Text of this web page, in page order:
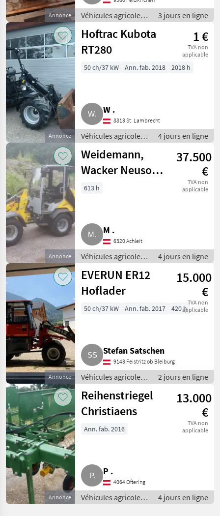
Annonce
Véhicules agricoles
à moteur /
Chargeurs de ferme
3 jours en ligne
Annonce
Hoftrac Kubota
RT280
1 €
TVA non
applicable
50 ch/37 kW Ann. fab. 2018 2018 h
W .
8813 St. Lambrecht
Véhicules agricoles
à moteur /
Chargeurs de ferme
4 jours en ligne
Annonce
Weidemann,
Wacker Neuson
WL28
37.500
€
TVA non
applicable
613 h
M .
6320 Achleit
Véhicules agricoles
à moteur /
Chargeurs de ferme
4 jours en ligne
Annonce
EVERUN ER12
Hoflader
15.000
€
TVA non
applicable
50 ch/37 kW Ann. fab. 2017 420 h
Stefan Satschen
9143 Feistritz ob Bleiburg
Véhicules agricoles
à moteur /
Chargeurs de ferme
2 jours en ligne
Annonce
Reihenstriegel
Christiaens
13.000
€
TVA non
applicable
Ann. fab. 2016
P .
4064 Oftering
Véhicules agricoles
à moteur /
4 jours en ligne